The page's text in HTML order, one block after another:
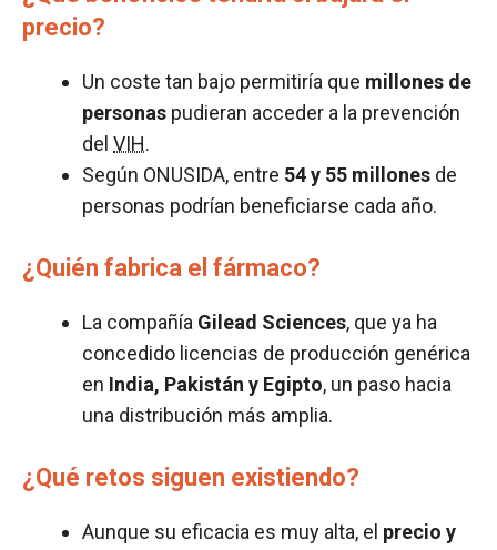
precio?
Un coste tan bajo permitiría que millones de
personas pudieran acceder a la prevención
del VIH.
Según ONUSIDA, entre 54 y 55 millones de
personas podrían beneficiarse cada año.
¿Quién fabrica el fármaco?
La compañía Gilead Sciences, que ya ha
concedido licencias de producción genérica
en India, Pakistán y Egipto, un paso hacia
una distribución más amplia.
¿Qué retos siguen existiendo?
Aunque su eficacia es muy alta, el precio y